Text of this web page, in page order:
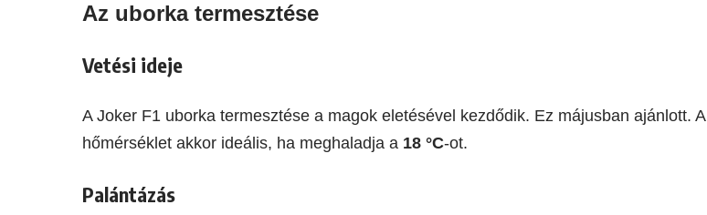
Az uborka termesztése
Vetési ideje
A Joker F1 uborka termesztése a magok eletésével kezdődik. Ez májusban ajánlott. A
hőmérséklet akkor ideális, ha meghaladja a 18 °C-ot.
Palántázás